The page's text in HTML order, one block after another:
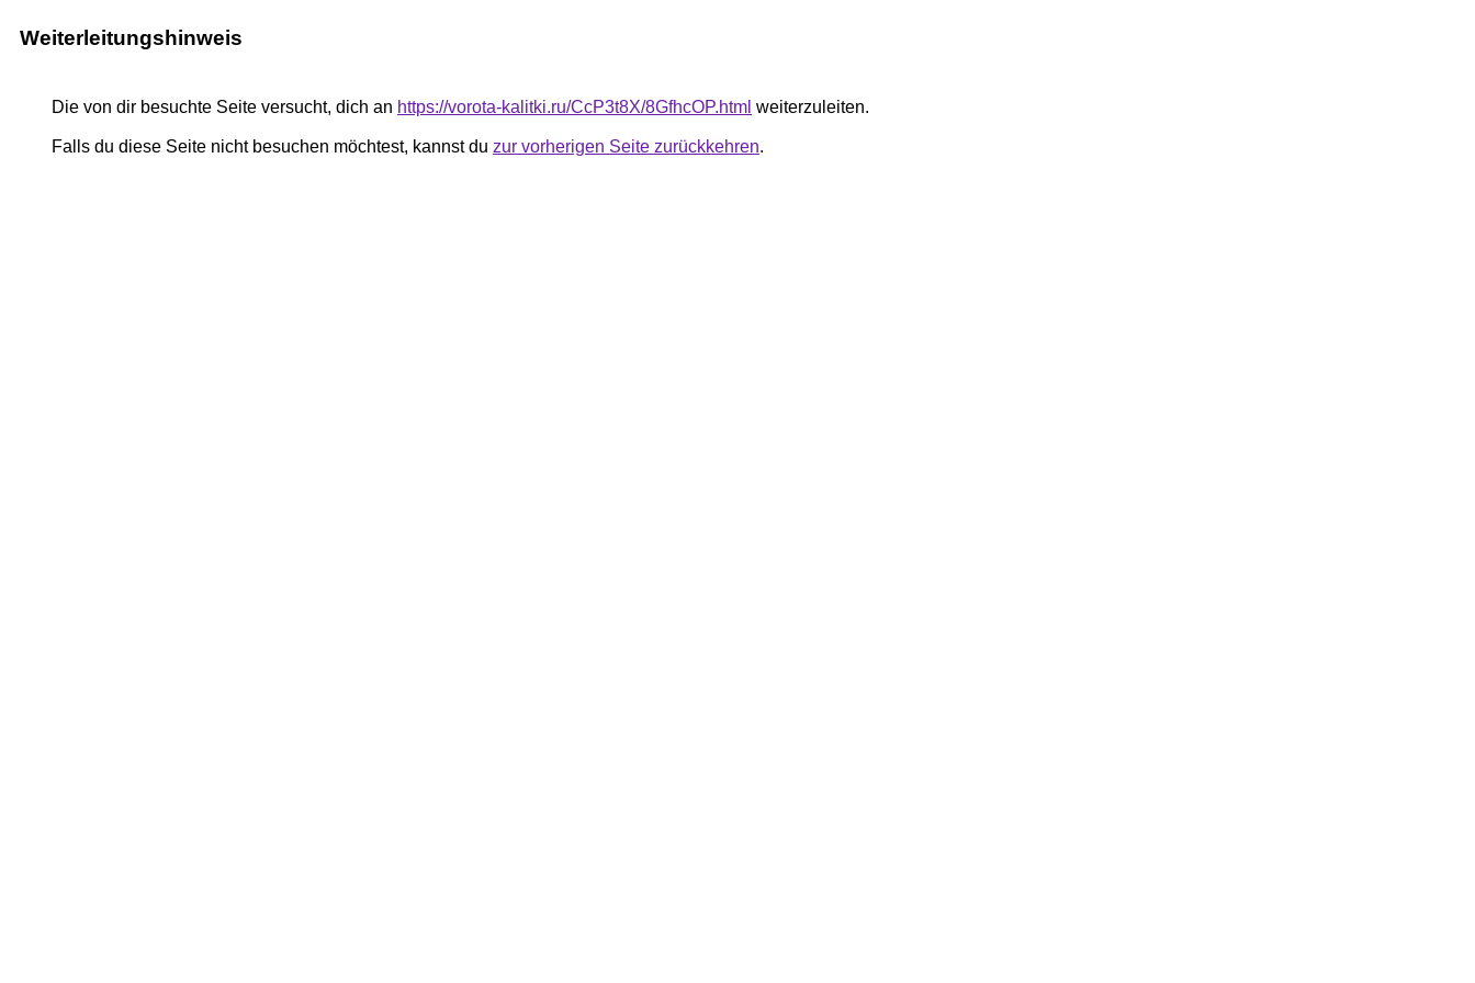
Weiterleitungshinweis
Die von dir besuchte Seite versucht, dich an https://vorota-kalitki.ru/CcP3t8X/8GfhcOP.html weiterzuleiten.
Falls du diese Seite nicht besuchen möchtest, kannst du zur vorherigen Seite zurückkehren.